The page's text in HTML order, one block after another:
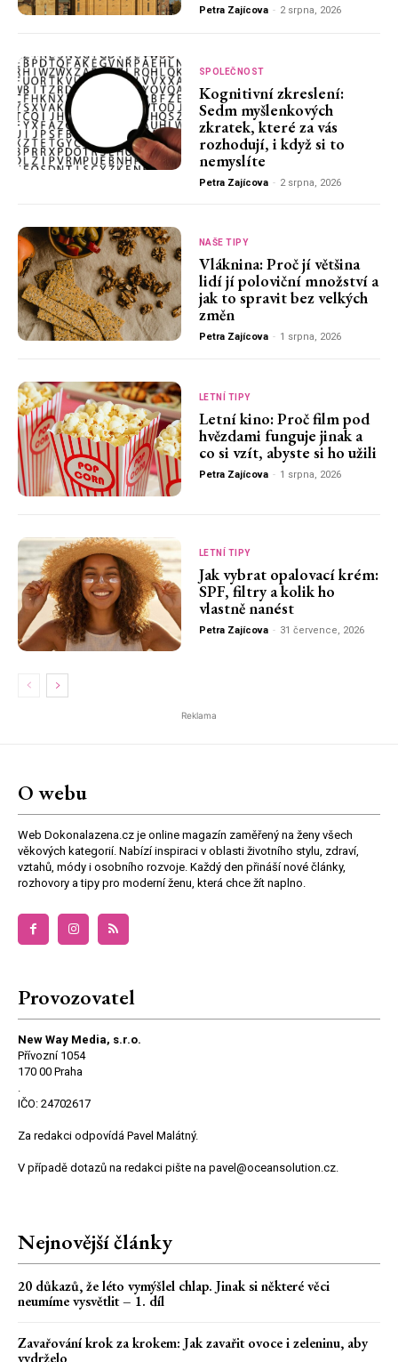
Petra Zajícova - 2 srpna, 2026
SPOLEČNOST
Kognitivní zkreslení:
Sedm myšlenkových
zkratek, které za vás
rozhodují, i když si to
nemyslíte
Petra Zajícova - 2 srpna, 2026
NAŠE TIPY
Vláknina: Proč jí většina
lidí jí poloviční množství a
jak to spravit bez velkých
změn
Petra Zajícova - 1 srpna, 2026
LETNÍ TIPY
Letní kino: Proč film pod
hvězdami funguje jinak a
co si vzít, abyste si ho užili
Petra Zajícova - 1 srpna, 2026
LETNÍ TIPY
Jak vybrat opalovací krém:
SPF, filtry a kolik ho
vlastně nanést
Petra Zajícova - 31 července, 2026
Reklama
O webu
Web Dokonalazena.cz je online magazín zaměřený na ženy všech
věkových kategorií. Nabízí inspiraci v oblasti životního stylu, zdraví,
vztahů, módy i osobního rozvoje. Každý den přináší nové články,
rozhovory a tipy pro moderní ženu, která chce žít naplno.
Provozovatel
New Way Media, s.r.o.
Přívozní 1054
170 00 Praha
.
IČO: 24702617
Za redakci odpovídá Pavel Malátný.
V případě dotazů na redakci pište na pavel@oceansolution.cz.
Nejnovější články
20 důkazů, že léto vymýšlel chlap. Jinak si některé věci
neumíme vysvětlit – 1. díl
Zavařování krok za krokem: Jak zavařit ovoce i zeleninu, aby
vydrželo